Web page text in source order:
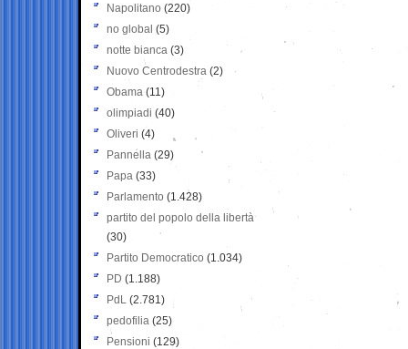
Napolitano (220)
no global (5)
notte bianca (3)
Nuovo Centrodestra (2)
Obama (11)
olimpiadi (40)
Oliveri (4)
Pannella (29)
Papa (33)
Parlamento (1.428)
partito del popolo della libertà
(30)
Partito Democratico (1.034)
PD (1.188)
PdL (2.781)
pedofilia (25)
Pensioni (129)